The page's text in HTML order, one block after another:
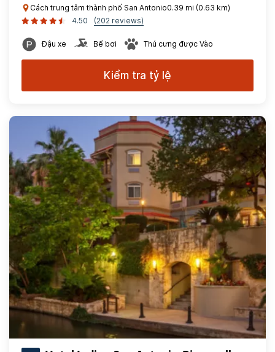
Cách trung tâm thành phố San Antonio0.39 mi (0.63 km)
4.50
(202 reviews)
Đậu xe Bể bơi Thú cưng được Vào
Kiểm tra tỷ lệ